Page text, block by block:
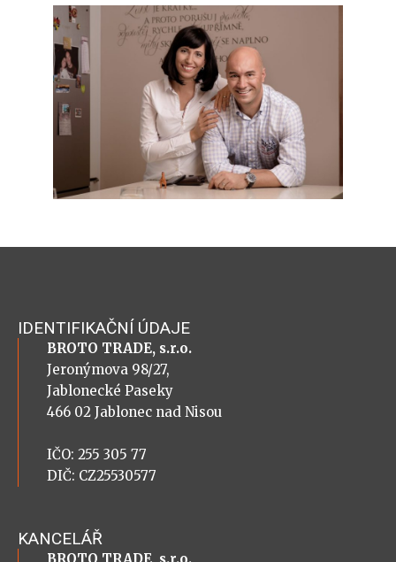
IDENTIFIKAČNÍ ÚDAJE
BROTO TRADE, s.r.o.
Jeronýmova 98/27,
Jablonecké Paseky
466 02 Jablonec nad Nisou
IČO: 255 305 77
DIČ: CZ25530577
KANCELÁŘ